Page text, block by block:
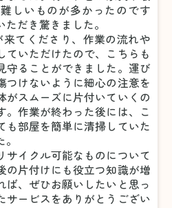
しいものが多かったのです
だき驚きました。
てくださり、作業の流れや
ていただけたので、こちらも
守ることができました。運び
つけないように細心の注意を
がスムーズに片付いていくの
。作業が終わった後には、こ
も部屋を簡単に清掃していた
サイクル可能なものについて
の片付けにも役立つ知識が増
ば、ぜひお願いしたいと思っ
サービスをありがとうござい